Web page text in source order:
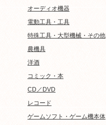
オーディオ機器
電動工具・工具
特殊工具・大型機械・その他
農機具
洋酒
コミック・本
CD／DVD
レコード
ゲームソフト・ゲーム機本体